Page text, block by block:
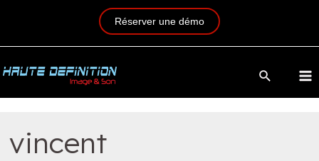
Réserver une démo
vincent